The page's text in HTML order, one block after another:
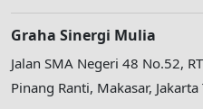
Graha Sinergi Mulia
Jalan SMA Negeri 48 No.52,
Pinang Ranti, Makasar,